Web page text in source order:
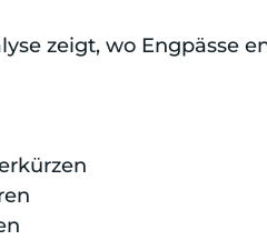
zeigt, wo Engpässe